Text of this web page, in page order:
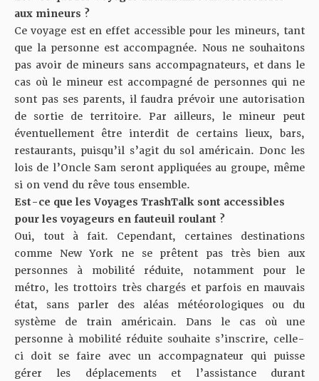
aux mineurs ?
Ce voyage est en effet accessible pour les mineurs, tant
que la personne est accompagnée. Nous ne souhaitons
pas avoir de mineurs sans accompagnateurs, et dans le
cas où le mineur est accompagné de personnes qui ne
sont pas ses parents, il faudra prévoir une autorisation
de sortie de territoire. Par ailleurs, le mineur peut
éventuellement être interdit de certains lieux, bars,
restaurants, puisqu’il s’agit du sol américain. Donc les
lois de l’Oncle Sam seront appliquées au groupe, même
si on vend du rêve tous ensemble.
Est-ce que les Voyages TrashTalk sont accessibles
pour les voyageurs en fauteuil roulant ?
Oui, tout à fait. Cependant, certaines destinations
comme New York ne se prêtent pas très bien aux
personnes à mobilité réduite, notamment pour le
métro, les trottoirs très chargés et parfois en mauvais
état, sans parler des aléas météorologiques ou du
système de train américain. Dans le cas où une
personne à mobilité réduite souhaite s’inscrire, celle-
ci doit se faire avec un accompagnateur qui puisse
gérer les déplacements et l’assistance durant